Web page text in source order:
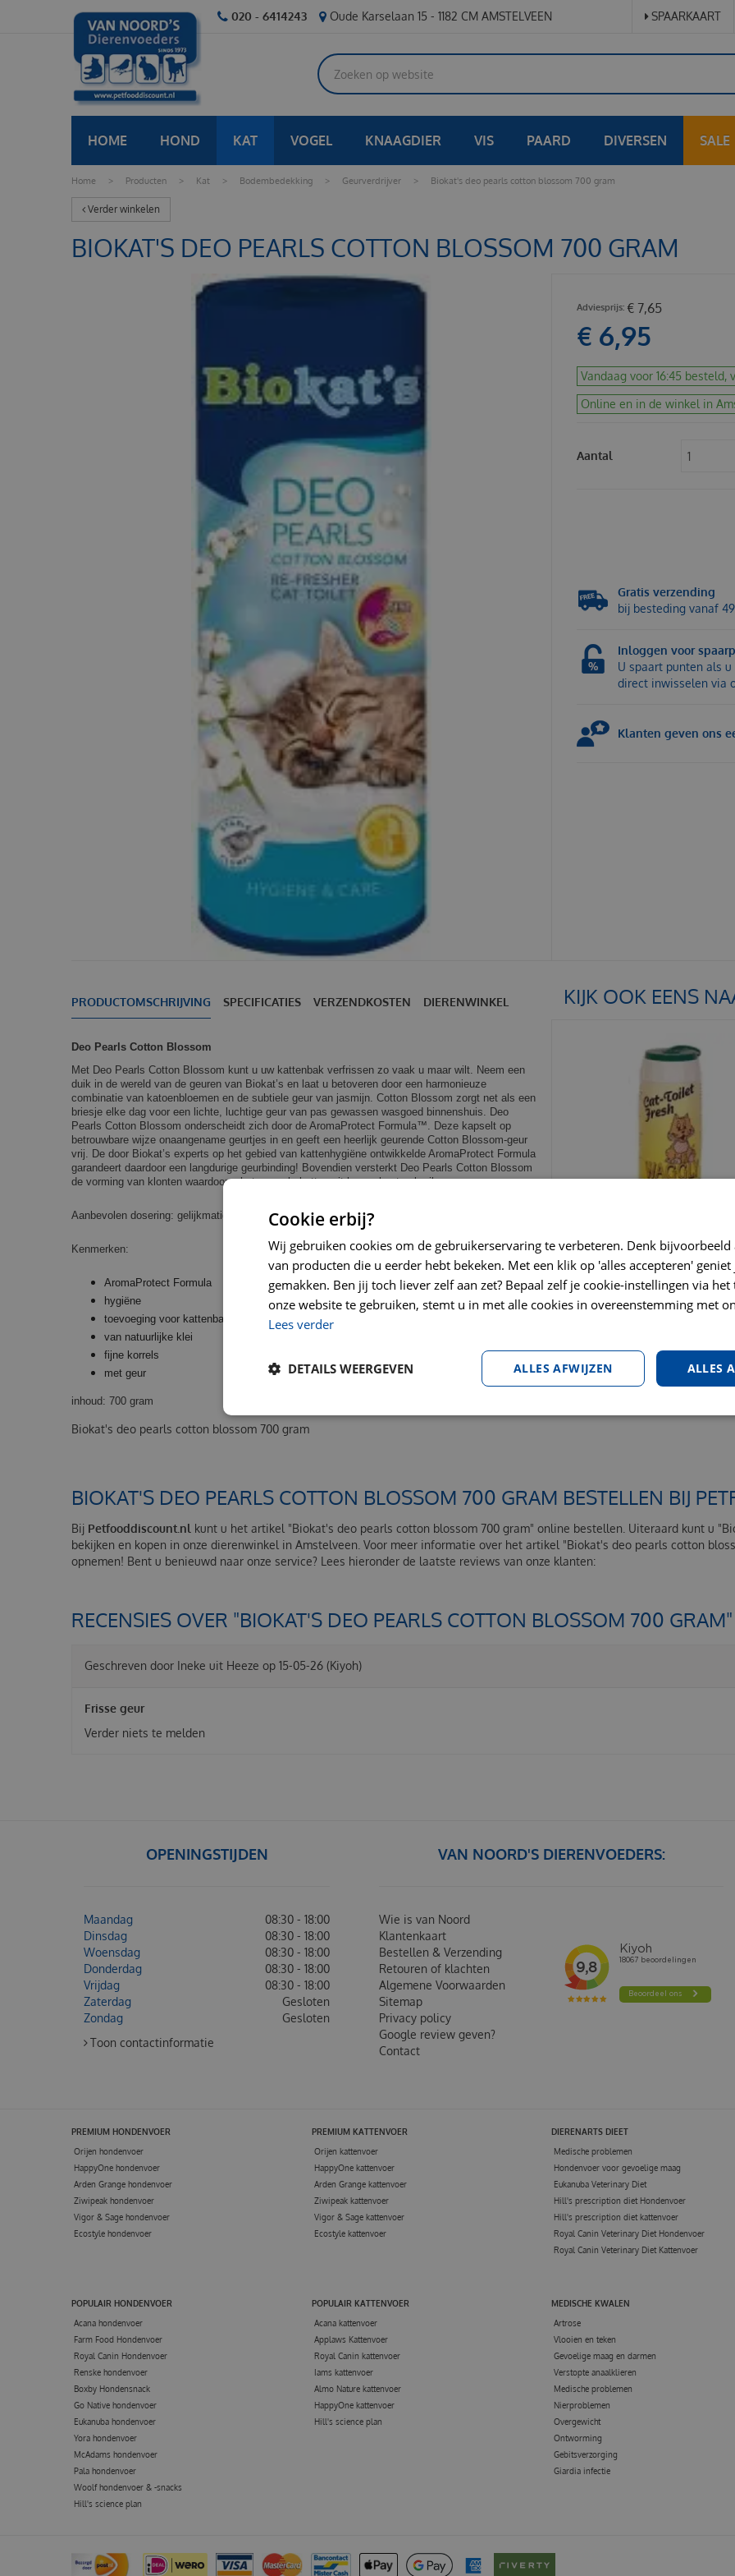
Home > Producten > Kat > Bodembedekking > Geurverdrijver > Biokat's deo pearls cotton blossom 700 gram
020 - 6414243 Oude Karselaan 15 - 1182 CM AMSTELVEEN SPAARKAART
HOME HOND KAT VOGEL KNAAGDIER VIS PAARD DIVERSEN SALE
Verder winkelen
BIOKAT'S DEO PEARLS COTTON BLOSSOM 700 GRAM
€ 7,65
€ 6,95
Vandaag voor 16:45 besteld,
Online en in de winkel in
Aantal
Gratis verzending
bij besteding vanaf
Inloggen voor
U spaart punten als
direct inwisselen via
Klanten geven ons
PRODUCTOMSCHRIJVING SPECIFICATIES VERZENDKOSTEN DIERENWINKEL
Deo Pearls Cotton Blossom
Met Deo Pearls Cotton Blossom kunt u uw kattenbak verfrissen zo vaak u maar wilt. Neem een
duik in de wereld van de geuren van Biokat’s en laat u betoveren door een harmonieuze
combinatie van katoenbloemen en de subtiele geur van jasmijn. Cotton Blossom zorgt net als een
briesje elke dag voor een lichte, luchtige geur van pas gewassen wasgoed binnenshuis. Deo
Pearls Cotton Blossom onderscheidt zich door de AromaProtect Formula™. Deze kapselt op
betrouwbare wijze onaangename geurtjes in en geeft een heerlijk geurende Cotton Blossom-geur
vrij. De door Biokat’s experts op het gebied van kattenhygiëne ontwikkelde AromaProtect Formula
garandeert daardoor een langdurige geurbinding! Bovendien versterkt Deo Pearls Cotton Blossom
de vorming van klonten waardoor u het normale kattengrit langer kunt gebruiken.
Aanbevolen dosering: gelijkmatig over het grit verdelen.
Kenmerken:
AromaProtect Formula
hygiëne
toevoeging voor kattenbakvullingen
van natuurlijke klei
fijne korrels
met geur
inhoud: 700 gram
Biokat's deo pearls cotton blossom 700 gram
KIJK OOK EENS
Waggly katbakgeurverdrijver
gram
€ 5,49 € 4,49
BIOKAT'S DEO PEARLS COTTON BLOSSOM 700 GRAM BESTELLEN BIJ
Bij Petfooddiscount.nl kunt u het artikel "Biokat's deo pearls cotton blossom 700 gram" online bestellen. Uiteraard kunt u
bekijken en kopen in onze dierenwinkel in Amstelveen. Voor meer informatie over het artikel "Biokat's deo pearls cotton
opnemen! Bent u benieuwd naar onze service? Lees hieronder de laatste reviews van onze klanten:
RECENSIES OVER "BIOKAT'S DEO PEARLS COTTON BLOSSOM 700 GRAM"
Geschreven door Ineke uit Heeze op 15-05-26 (Kiyoh)
Frisse geur
Verder niets te melden
OPENINGSTIJDEN
Maandag
08:30 - 18:00
Dinsdag
08:30 - 18:00
Woensdag
08:30 - 18:00
Donderdag
08:30 - 18:00
Vrijdag
08:30 - 18:00
Zaterdag
Gesloten
Zondag
Gesloten
Toon contactinformatie
VAN NOORD'S DIERENVOEDERS:
Wie is van Noord
Klantenkaart
Bestellen & Verzending
Retouren of klachten
Algemene Voorwaarden
Sitemap
Privacy policy
Google review geven?
Contact
PREMIUM HONDENVOER
Orijen hondenvoer
HappyOne hondenvoer
Arden Grange hondenvoer
Ziwipeak hondenvoer
Vigor & Sage hondenvoer
Ecostyle hondenvoer
PREMIUM KATTENVOER
Orijen kattenvoer
HappyOne kattenvoer
Arden Grange kattenvoer
Ziwipeak kattenvoer
Vigor & Sage kattenvoer
Ecostyle kattenvoer
DIERENARTS DIEET
Medische problemen
Hondenvoer voor gevoelige maag
Eukanuba Veterinary Diet
Hill's prescription diet Hondenvoer
Hill's prescription diet kattenvoer
Royal Canin Veterinary Diet Hondenvoer
Royal Canin Veterinary Diet Kattenvoer
POPULAIR HONDENVOER
Acana hondenvoer
Farm Food Hondenvoer
Royal Canin Hondenvoer
Renske hondenvoer
Boxby Hondensnack
Go Native hondenvoer
Eukanuba hondenvoer
Yora hondenvoer
McAdams hondenvoer
Pala hondenvoer
Woolf hondenvoer & -snacks
Hill's science plan
POPULAIR KATTENVOER
Acana kattenvoer
Applaws Kattenvoer
Royal Canin kattenvoer
Iams kattenvoer
Almo Nature kattenvoer
HappyOne kattenvoer
Hill's science plan
MEDISCHE KWALEN
Artrose
Vlooien en teken
Gevoelige maag en darmen
Verstopte anaalklieren
Medische problemen
Nierproblemen
Overgewicht
Ontworming
Gebitsverzorging
Giardia infectie
Cookie erbij?
Wij gebruiken cookies om de gebruikerservaring te verbeteren. Denk bijvoorbeeld
van producten die u eerder hebt bekeken. Met een klik op 'alles accepteren' geniet
gemakken. Ben jij toch liever zelf aan zet? Bepaal zelf je cookie-instellingen via
onze website te gebruiken, stemt u in met alle cookies in overeenstemming met
Lees verder
ALLES
ALLES AFWIJZEN
DETAILS WEERGEVEN